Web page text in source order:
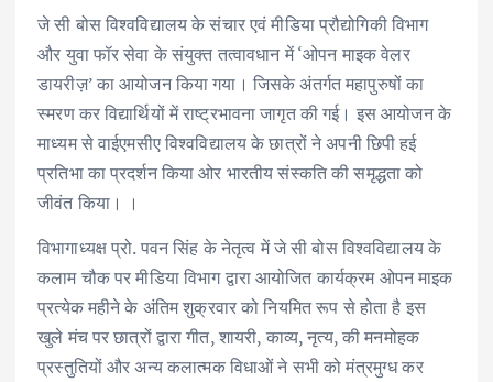
जे सी बोस विश्वविद्यालय के संचार एवं मीडिया प्रौद्योगिकी विभाग
और युवा फॉर सेवा के संयुक्त तत्वावधान में ‘ओपन माइक वेलर
डायरीज़’ का आयोजन किया गया। जिसके अंतर्गत महापुरुषों का
स्मरण कर विद्यार्थियों में राष्ट्रभावना जागृत की गई। इस आयोजन के
माध्यम से वाईएमसीए विश्वविद्यालय के छात्रों ने अपनी छिपी हई
प्रतिभा का प्रदर्शन किया ओर भारतीय संस्कति की समृद्धता को
जीवंत किया। ।
विभागाध्यक्ष प्रो. पवन सिंह के नेतृत्व में जे सी बोस विश्वविद्यालय के
कलाम चौक पर मीडिया विभाग द्वारा आयोजित कार्यक्रम ओपन माइक
प्रत्येक महीने के अंतिम शुक्रवार को नियमित रूप से होता है इस
खुले मंच पर छात्रों द्वारा गीत, शायरी, काव्य, नृत्य, की मनमोहक
प्रस्तुतियों और अन्य कलात्मक विधाओं ने सभी को मंत्रमुग्ध कर